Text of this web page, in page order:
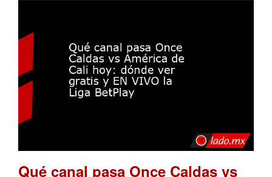
Qué canal pasa Once Caldas vs